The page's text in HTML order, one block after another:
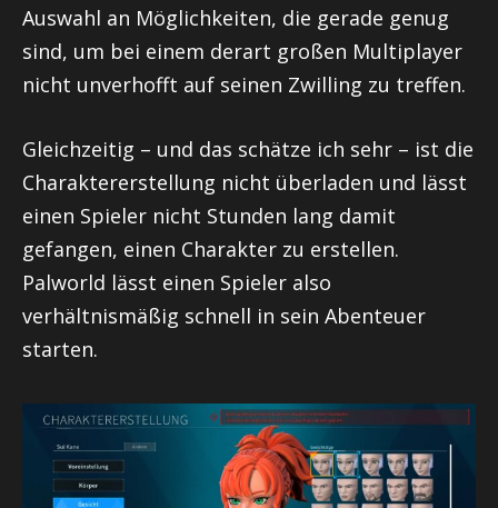
Auswahl an Möglichkeiten, die gerade genug
sind, um bei einem derart großen Multiplayer
nicht unverhofft auf seinen Zwilling zu treffen.
Gleichzeitig – und das schätze ich sehr – ist die
Charaktererstellung nicht überladen und lässt
einen Spieler nicht Stunden lang damit
gefangen, einen Charakter zu erstellen.
Palworld lässt einen Spieler also
verhältnismäßig schnell in sein Abenteuer
starten.